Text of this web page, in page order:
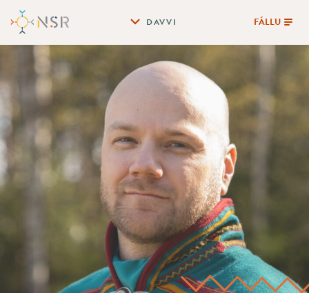
DAVVI FÁLLU